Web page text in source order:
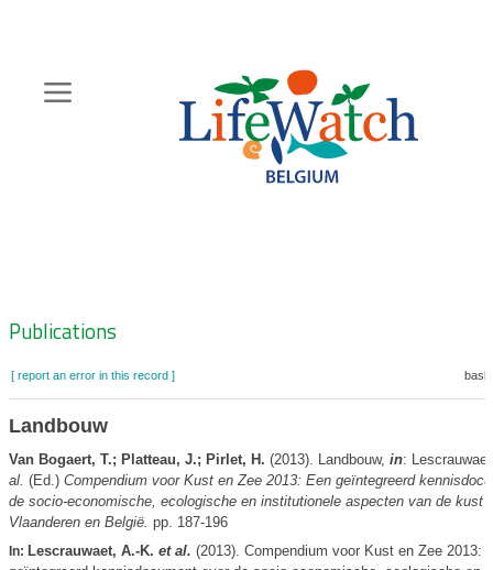
content
Zoeknavigatie
Publications
[ report an error in this record ]
Landbouw
Van Bogaert, T.; Platteau, J.; Pirlet, H. (2013). Landbouw, in:
al. (Ed.) Compendium voor Kust en Zee 2013: Een geïntegreerd
de socio-economische, ecologische en institutionele aspecten van de kust
Vlaanderen en België. pp. 187-196
In: Lescrauwaet, A.-K. et al. (2013). Compendium voor Kust en Zee 2013: